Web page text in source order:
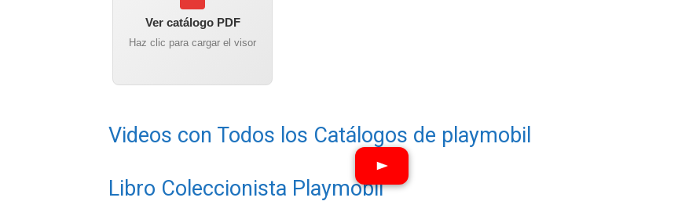
Ver catálogo PDF
Haz clic para cargar el visor
Videos con Todos los Catálogos de playmobil
Libro Coleccionista Playmobil